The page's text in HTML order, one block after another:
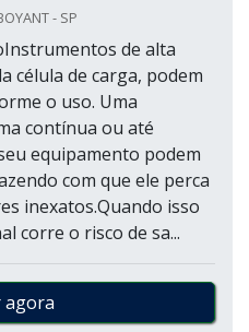
- SP
de alta
célula de carga, podem
o uso. Uma
contínua ou até
equipamento podem
com que ele perca
inexatos.Quando isso
corre o risco de sa...
agora